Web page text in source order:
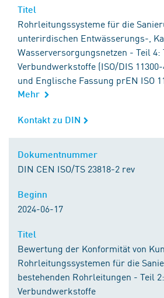
Titel
Rohrleitungssysteme für die
unterirdischen Entwässerungs-,
Wasserversorgungsnetzen - Teil
Verbundwerkstoffe (ISO/DIS
und Englische Fassung prEN ISO
Mehr
Kontakt zu DIN
Kontakt zu DIN
Dokumentnummer
DIN CEN ISO/TS 23818-2 rev
Beginn
2024-06-17
Titel
Bewertung der Konformität von
Rohrleitungssystemen für die
bestehenden Rohrleitungen - Teil
Verbundwerkstoffe